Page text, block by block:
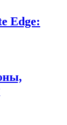
Edge: